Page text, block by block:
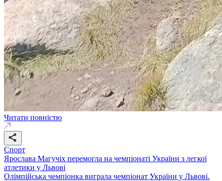
Читати повністю
Спорт
Ярослава Магучіх перемогла на чемпіонаті України з легкої
атлетики у Львові
Олімпійська чемпіонка виграла чемпіонат України у Львові.